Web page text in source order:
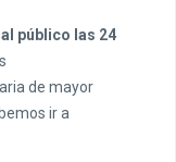
público las 24
de mayor
ir a